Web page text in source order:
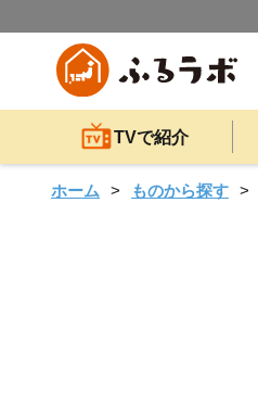
TVで紹介
ホーム ものから探す